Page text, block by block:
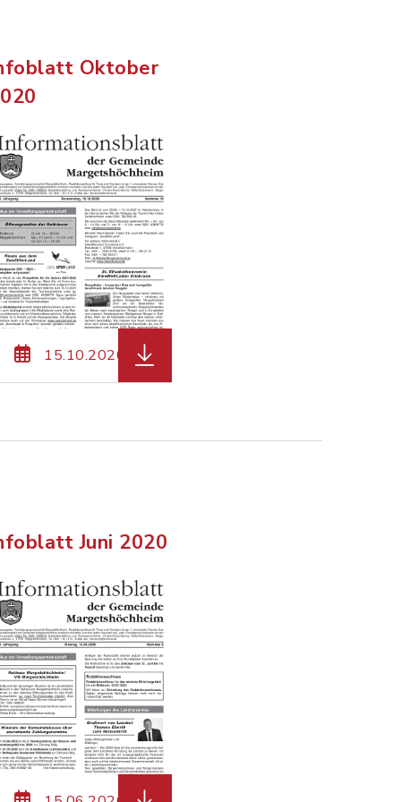
Dateierweiterung: pdf, Dateigröße: 6,41 MB)
11-2020-Homepage.pdf,
Oktober
15.10.2020
herunterladen (Dateiname:
pdf, Dateigröße: 4,27 MB)
7-2020-Homepage.pdf,
Juni 2020
herunterladen (Dateiname: